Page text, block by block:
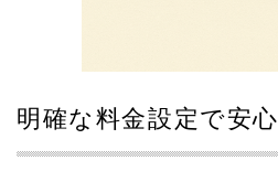
明確な料金設定で安心